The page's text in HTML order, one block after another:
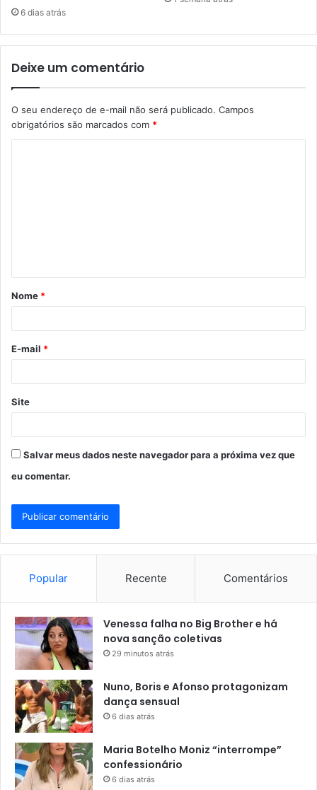
6 dias atrás
Deixe um comentário
O seu endereço de e-mail não será publicado. Campos
obrigatórios são marcados com *
á
r
*
Nome *
E-mail *
Site
Salvar meus dados neste navegador para a próxima vez que
eu comentar.
Popular Recente Comentários
Venessa falha no Big Brother e há
nova sanção coletivas
29 minutos atrás
Nuno, Boris e Afonso protagonizam
dança sensual
6 dias atrás
Maria Botelho Moniz “interrompe”
confessionário
6 dias atrás